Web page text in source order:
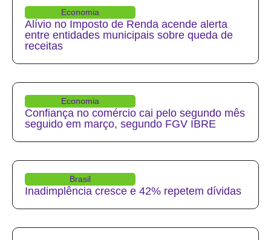
Economia
Alívio no Imposto de Renda acende alerta
entre entidades municipais sobre queda de
receitas
Economia
Confiança no comércio cai pelo segundo mês
seguido em março, segundo FGV IBRE
Brasil
Inadimplência cresce e 42% repetem dívidas